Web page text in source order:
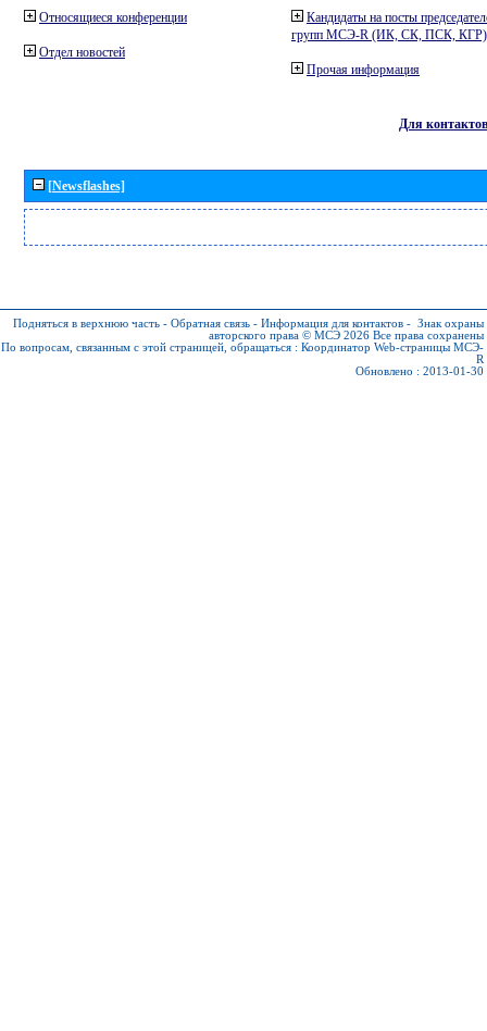
Относящиеся конференции
Отдел новостей
Кандидаты на посты
групп МСЭ-R (ИК, СК, ПСК, КГР)
Прочая информация
Для контактов
[Newsflashes]
Подняться в верхнюю часть - Обратная связь - Информация для контактов - Знак охраны
авторского права © МСЭ 2026 Все права сохранены
По вопросам, связанным с этой страницей, обращаться : Координатор Web-страницы МСЭ-
R
Обновлено : 2013-01-30